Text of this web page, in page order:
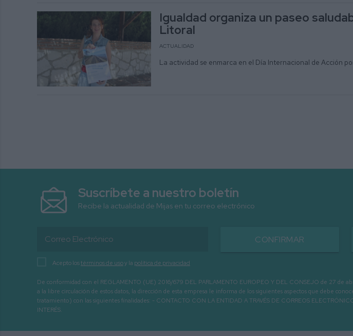
Igualdad organiza un paseo
Litoral
ACTUALIDAD
La actividad se enmarca en el Día Internacional de Acción
Suscríbete a nuestro boletín
Recibe la actualidad de Mijas en tu correo electrónico
CONFIRMAR
Acepto lostérminos de usoy la política de privacidad
De conformidad con el REGLAMENTO (UE) 2016/679 DEL PARLAMENTO EUROPEO Y DEL CONSEJO de 27 de
a la libre circulación de estos datos, la dirección de esta empresa le informa de los siguientes aspectos que debe
tratamiento) con las siguientes finalidades: - CONTACTO CON LA ENTIDAD A TRAVÉS DE CORREOS
INTERÉS.